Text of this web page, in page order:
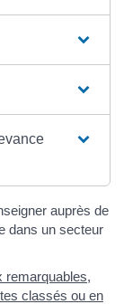
auprès de
dans un secteur
remarquables,
classés ou en